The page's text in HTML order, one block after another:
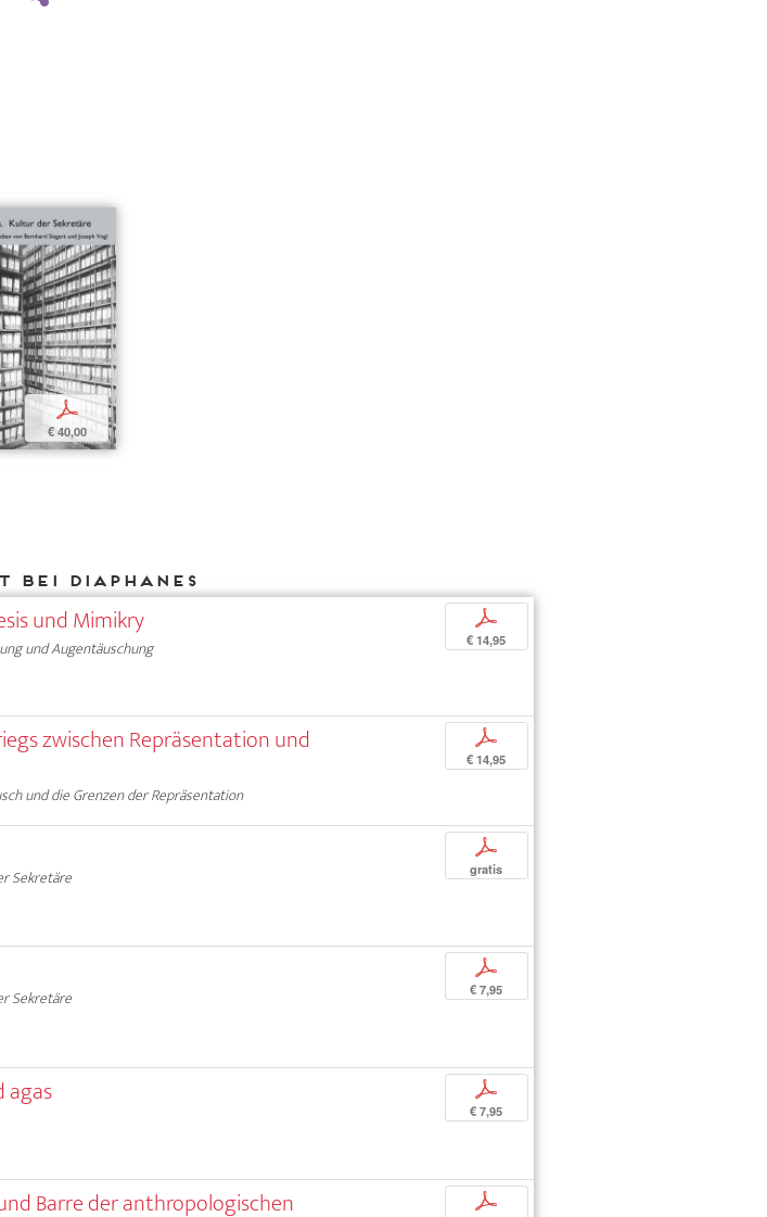
p
€ 40,00
DIAPHANES
und Mimikry
und Augentäuschung
p
€ 14,95
zwischen Repräsentation und
und die Grenzen der Repräsentation
p
€ 14,95
Sekretäre
p
gratis
Sekretäre
p
€ 7,95
agas p
€ 7,95
Barre der anthropologischen p